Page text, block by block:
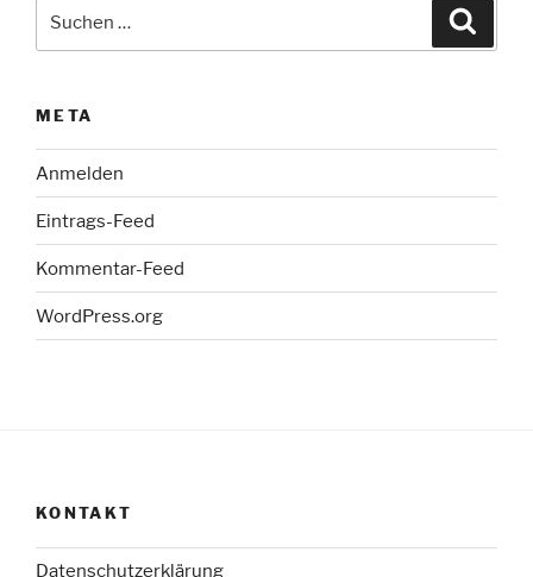
META
Anmelden
Eintrags-Feed
Kommentar-Feed
WordPress.org
KONTAKT
Datenschutzerklärung